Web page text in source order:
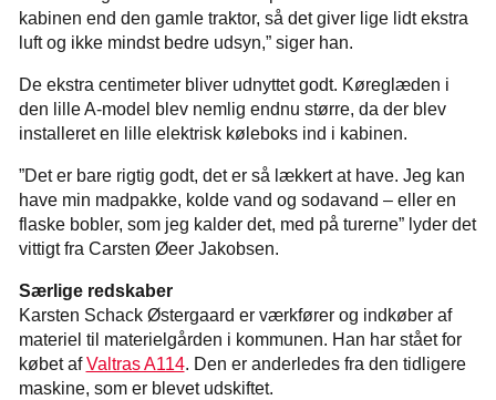
kabinen end den gamle traktor, så det giver lige lidt ekstra
luft og ikke mindst bedre udsyn,” siger han.
De ekstra centimeter bliver udnyttet godt. Køreglæden i
den lille A-model blev nemlig endnu større, da der blev
installeret en lille elektrisk køleboks ind i kabinen.
”Det er bare rigtig godt, det er så lækkert at have. Jeg kan
have min madpakke, kolde vand og sodavand – eller en
flaske bobler, som jeg kalder det, med på turerne” lyder det
vittigt fra Carsten Øeer Jakobsen.
Særlige redskaber
Karsten Schack Østergaard er værkfører og indkøber af
materiel til materielgården i kommunen. Han har stået for
købet afValtras A114. Den er anderledes fra den tidligere
maskine, som er blevet udskiftet.